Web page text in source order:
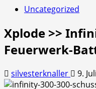
Uncategorized
Xplode >>
Feuerwerk-
silvesterknaller 9.